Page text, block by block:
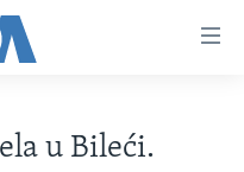
u Bileći.